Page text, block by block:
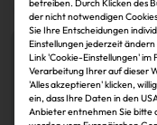
betreiben. Durch Klicken des
der nicht notwendigen
Sie Ihre Entscheidungen
Einstellungen jederzeit
Link 'Cookie-Einstellungen' im
Verarbeitung Ihrer auf dieser
'Alles akzeptieren' klicken,
ein, dass Ihre Daten in den
Anbieter entnehmen Sie bitte